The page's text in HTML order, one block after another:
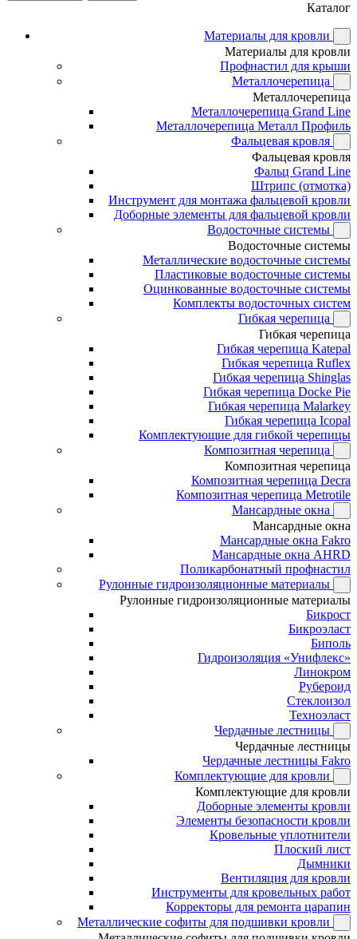
Каталог
Материалы для кровли
Материалы для кровли
Профнастил для крыши
Металлочерепица
Металлочерепица
Металлочерепица Grand Line
Металлочерепица Металл Профиль
Фальцевая кровля
Фальцевая кровля
Фальц Grand Line
Штрипс (отмотка)
Инструмент для монтажа фальцевой кровли
Доборные элементы для фальцевой кровли
Водосточные системы
Водосточные системы
Металлические водосточные системы
Пластиковые водосточные системы
Оцинкованные водосточные системы
Комплекты водосточных систем
Гибкая черепица
Гибкая черепица
Гибкая черепица Katepal
Гибкая черепица Ruflex
Гибкая черепица Shinglas
Гибкая черепица Docke Pie
Гибкая черепица Malarkey
Гибкая черепица Icopal
Комплектующие для гибкой черепицы
Композитная черепица
Композитная черепица
Композитная черепица Decra
Композитная черепица Metrotile
Мансардные окна
Мансардные окна
Мансардные окна Fakro
Мансардные окна AHRD
Поликарбонатный профнастил
Рулонные гидроизоляционные материалы
Рулонные гидроизоляционные материалы
Бикрост
Бикроэласт
Биполь
Гидроизоляция «Унифлекс»
Линокром
Рубероид
Стеклоизол
Техноэласт
Чердачные лестницы
Чердачные лестницы
Чердачные лестницы Fakro
Комплектующие для кровли
Комплектующие для кровли
Доборные элементы кровли
Элементы безопасности кровли
Кровельные уплотнители
Плоский лист
Дымники
Вентиляция для кровли
Инструменты для кровельных работ
Корректоры для ремонта царапин
Металлические софиты для подшивки кровли